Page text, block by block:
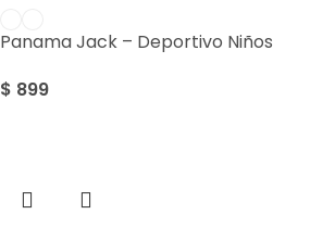
Panama Jack – Deportivo Niños
$ 899